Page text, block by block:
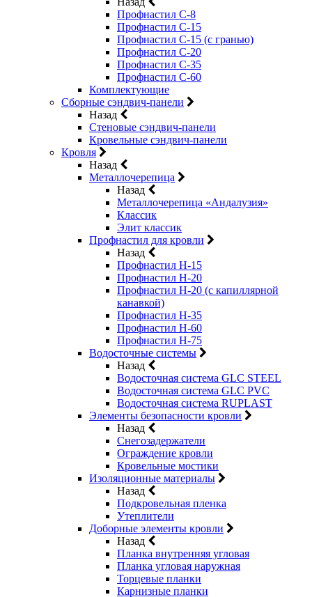
Профнастил С-8
Профнастил С-15
Профнастил С-15 (с гранью)
Профнастил С-20
Профнастил С-35
Профнастил С-60
Комплектующие
Сборные сэндвич-панели
Назад
Стеновые сэндвич-панели
Кровельные сэндвич-панели
Кровля
Назад
Металлочерепица
Назад
Металлочерепица «Андалузия»
Классик
Элит классик
Профнастил для кровли
Назад
Профнастил Н-15
Профнастил Н-20
Профнастил Н-20 (с капиллярной
канавкой)
Профнастил Н-35
Профнастил Н-60
Профнастил Н-75
Водосточные системы
Назад
Водосточная система GLC STEEL
Водосточная система GLC PVC
Водосточная система RUPLAST
Элементы безопасности кровли
Назад
Снегозадержатели
Ограждение кровли
Кровельные мостики
Изоляционные материалы
Назад
Подкровельная пленка
Утеплители
Доборные элементы кровли
Назад
Планка внутренняя угловая
Планка угловая наружная
Торцевые планки
Карнизные планки